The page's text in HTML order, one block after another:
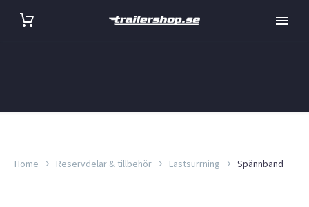
Home Reservdelar & tillbehör Lastsurrning Spännband